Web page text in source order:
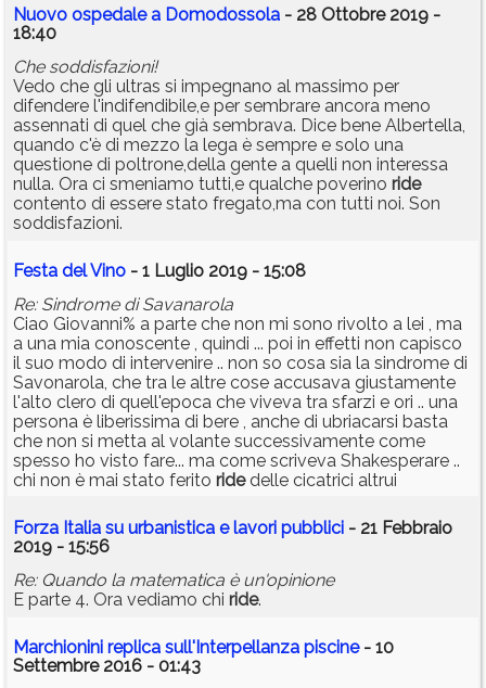
Nuovo ospedale a Domodossola - 28 Ottobre 2019 -
18:40
Che soddisfazioni!
Vedo che gli ultras si impegnano al massimo per
difendere l'indifendibile,e per sembrare ancora meno
assennati di quel che già sembrava. Dice bene Albertella,
quando c'è di mezzo la lega è sempre e solo una
questione di poltrone,della gente a quelli non interessa
nulla. Ora ci smeniamo tutti,e qualche poverino ride
contento di essere stato fregato,ma con tutti noi. Son
soddisfazioni.
Festa del Vino - 1 Luglio 2019 - 15:08
Re: Sindrome di Savanarola
Ciao Giovanni% a parte che non mi sono rivolto a lei , ma
a una mia conoscente , quindi ... poi in effetti non capisco
il suo modo di intervenire .. non so cosa sia la sindrome di
Savonarola, che tra le altre cose accusava giustamente
l'alto clero di quell'epoca che viveva tra sfarzi e ori .. una
persona è liberissima di bere , anche di ubriacarsi basta
che non si metta al volante successivamente come
spesso ho visto fare... ma come scriveva Shakesperare ..
chi non è mai stato ferito ridedelle cicatrici altrui
Forza Italia su urbanistica e lavori pubblici - 21 Febbraio
2019 - 15:56
Re: Quando la matematica è un'opinione
E parte 4. Ora vediamo chi ride.
Marchionini replica sull'Interpellanza piscine- 10
Settembre 2016 - 01:43